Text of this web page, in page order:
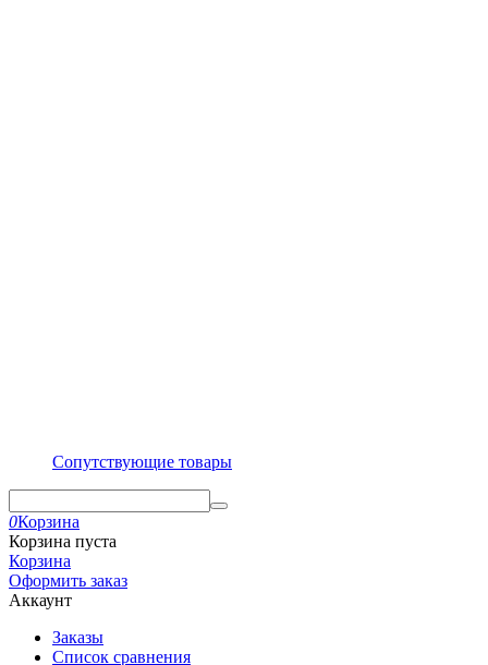
Сопутствующие товары
0Корзина
Корзина пуста
Корзина
Оформить заказ
Аккаунт
Заказы
Список сравнения